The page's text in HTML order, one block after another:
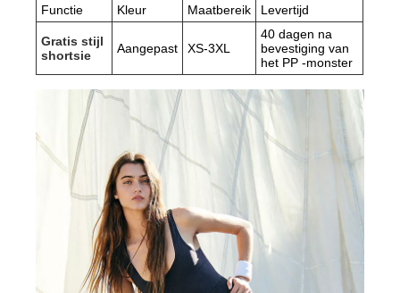
Functie Kleur Maatbereik Levertijd
Gratis stijl
shortsie
Aangepast XS-3XL
40 dagen na
bevestiging van
het PP -monster